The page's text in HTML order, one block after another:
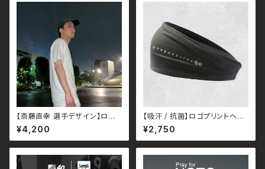
【斎藤直幸 選手デザイン】ロゴ
刺繍キャップ
¥4,200
【吸汗 / 抗菌】ロゴプリントヘア
バンド
¥2,750